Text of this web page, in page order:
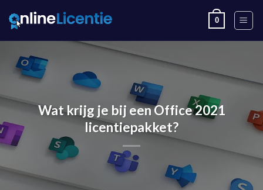
0
Wat krijg je bij een Office 2021
licentiepakket?